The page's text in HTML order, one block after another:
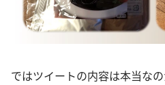
ではツイートの内容は本当なの